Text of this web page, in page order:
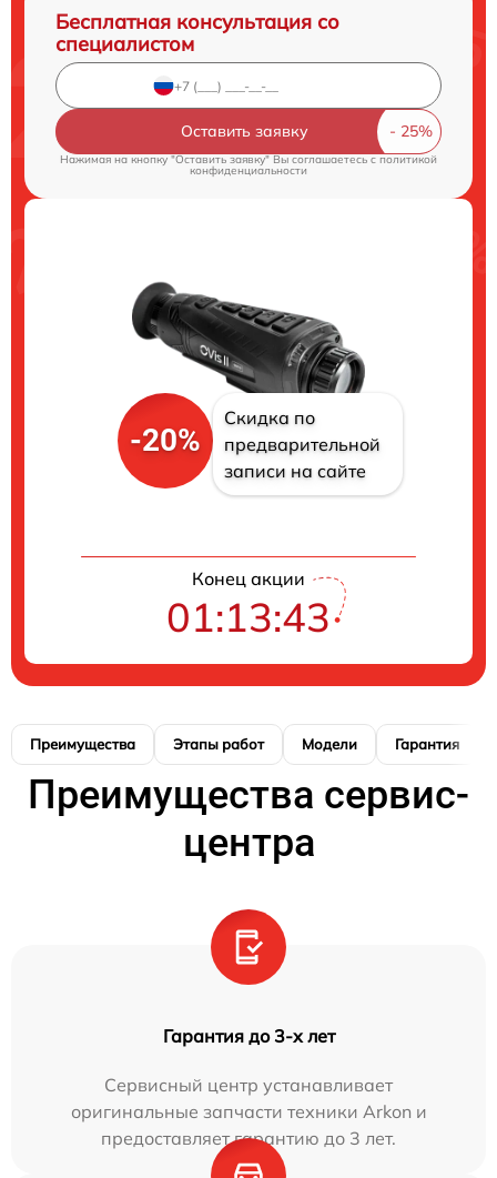
Бесплатная консультация со
специалистом
Оставить заявку
Нажимая на кнопку "Оставить заявку" Вы соглашаетесь c политикой
конфиденциальности
-20%
Скидка по
предварительной
записи на сайте
Конец акции
01:13:42
Преимущества Этапы работ Модели Гарантия
Преимущества сервис-
центра
Гарантия до 3-х лет
Сервисный центр устанавливает
оригинальные запчасти техники Arkon и
предоставляет гарантию до 3 лет.